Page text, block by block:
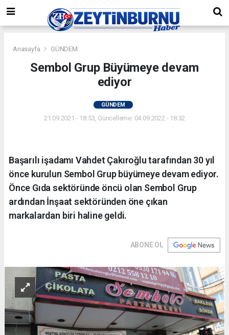
Anasayfa GÜNDEM
Sembol Grup Büyümeye devam
ediyor
GÜNDEM
21.09.2021 - 18:53, Güncelleme: 04.09.2022 - 18:32
Başarılı işadamı Vahdet Çakıroğlu tarafından 30 yıl
önce kurulun Sembol Grup büyümeye devam ediyor.
Önce Gıda sektöründe öncü olan Sembol Grup
ardından İnşaat sektöründen öne çıkan
markalardan biri haline geldi.
ABONE OL